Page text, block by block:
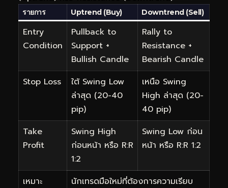
รายการ Uptrend (Buy) Downtrend (Sell)
Entry
Condition
Pullback to
Support +
Bullish Candle
Rally to
Resistance +
Bearish Candle
Stop Loss
ใต้ Swing Low
ล่าสุด (20-40
pip)
เหนือ Swing
High ล่าสุด (20-
40 pip)
Take
Profit
Swing High
ก่อนหน้า หรือ R:R
1:2
Swing Low ก่อน
หน้า หรือ R:R 1:2
เหมาะ
นักเทรดมือใหม่ที่ต้องการความเรียบ